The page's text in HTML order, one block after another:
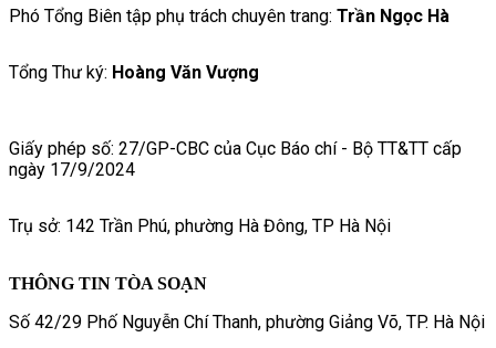
Phó Tổng Biên tập phụ trách chuyên trang: Trần Ngọc Hà
Tổng Thư ký: Hoàng Văn Vượng
Giấy phép số: 27/GP-CBC của Cục Báo chí - Bộ TT&TT cấp
ngày 17/9/2024
Trụ sở: 142 Trần Phú, phường Hà Đông, TP Hà Nội
THÔNG TIN TÒA SOẠN
Số 42/29 Phố Nguyễn Chí Thanh, phường Giảng Võ, TP. Hà Nội